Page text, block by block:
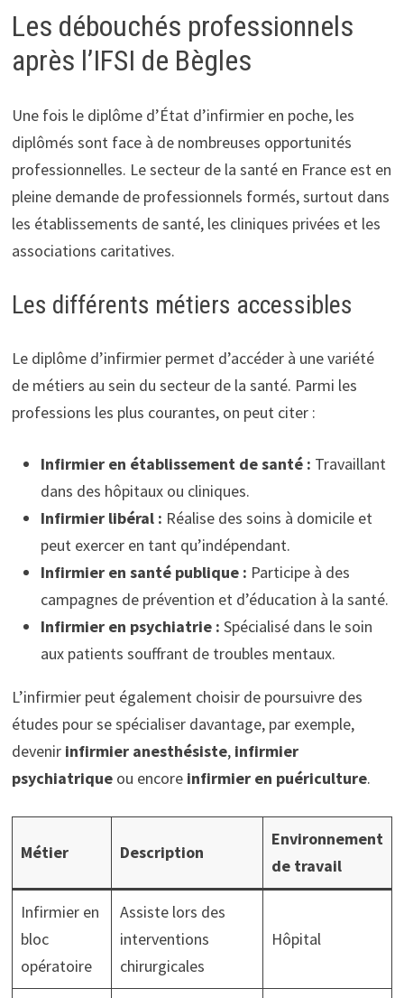
Les débouchés professionnels
après l’IFSI de Bègles
Une fois le diplôme d’État d’infirmier en poche, les
diplômés sont face à de nombreuses opportunités
professionnelles. Le secteur de la santé en France est en
pleine demande de professionnels formés, surtout dans
les établissements de santé, les cliniques privées et les
associations caritatives.
Les différents métiers accessibles
Le diplôme d’infirmier permet d’accéder à une variété
de métiers au sein du secteur de la santé. Parmi les
professions les plus courantes, on peut citer :
Infirmier en établissement de santé : Travaillant
dans des hôpitaux ou cliniques.
Infirmier libéral : Réalise des soins à domicile et
peut exercer en tant qu’indépendant.
Infirmier en santé publique : Participe à des
campagnes de prévention et d’éducation à la santé.
Infirmier en psychiatrie : Spécialisé dans le soin
aux patients souffrant de troubles mentaux.
L’infirmier peut également choisir de poursuivre des
études pour se spécialiser davantage, par exemple,
devenir infirmier anesthésiste, infirmier
psychiatriqueou encore infirmier en puériculture.
Métier Description
Environnement
de travail
Infirmier en
bloc
opératoire
Assiste lors des
interventions
chirurgicales
Hôpital